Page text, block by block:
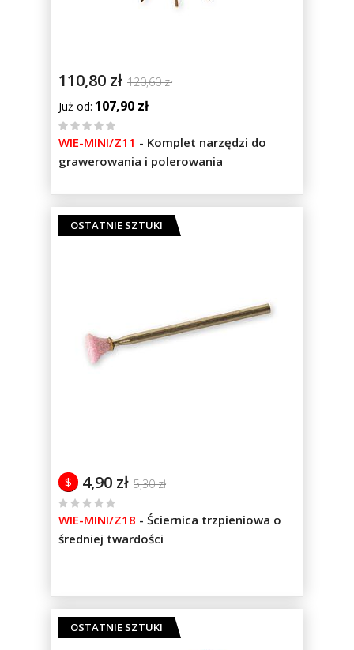
110,80 zł 120,60 zł
Już od 107,90 zł
%
100
WIE-MINI/Z11 - Komplet narzędzi do
grawerowania i polerowania
OSTATNIE SZTUKI
4,90 zł 5,30 zł
$
%
of
100
WIE-MINI/Z18 - Ściernica trzpieniowa o
średniej twardości
OSTATNIE SZTUKI